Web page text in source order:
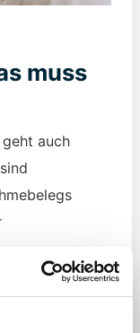
muss
auch
Einfluss
Jedoch gibt
enthalten